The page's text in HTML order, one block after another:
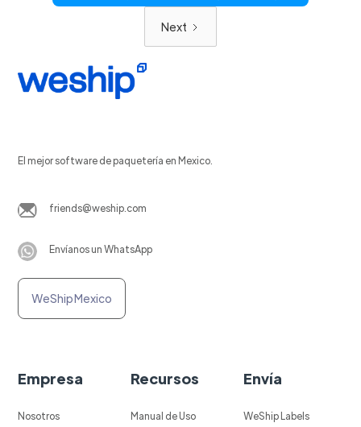
Next
El mejor software de paquetería en Mexico.
friends@weship.com
Envíanos un WhatsApp
WeShip Mexico
Empresa
Nosotros
Recursos
Manual de Uso
Envía
WeShip Labels